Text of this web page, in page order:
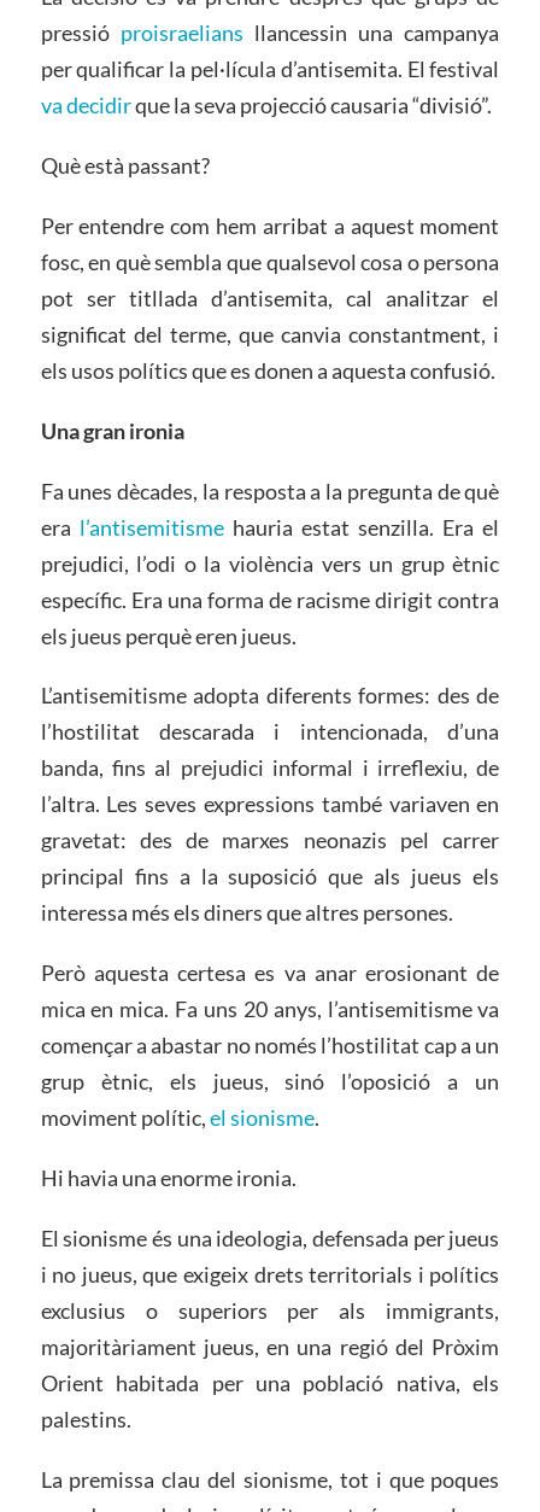
pressió proisraelians llancessin una campanya
per qualificar la pel·lícula d’antisemita. El festival
va decidirque la seva projecció causaria “divisió”.
Què està passant?
Per entendre com hem arribat a aquest moment
fosc, en què sembla que qualsevol cosa o persona
pot ser titllada d’antisemita, cal analitzar el
significat del terme, que canvia constantment, i
els usos polítics que es donen a aquesta confusió.
Una gran ironia
Fa unes dècades, la resposta a la pregunta de què
era l’antisemitismehauria estat senzilla. Era el
prejudici, l’odi o la violència vers un grup ètnic
específic. Era una forma de racisme dirigit contra
els jueus perquè eren jueus.
L’antisemitisme adopta diferents formes: des de
l’hostilitat descarada i intencionada, d’una
banda, fins al prejudici informal i irreflexiu, de
l’altra. Les seves expressions també variaven en
gravetat: des de marxes neonazis pel carrer
principal fins a la suposició que als jueus els
interessa més els diners que altres persones.
Però aquesta certesa es va anar erosionant de
mica en mica. Fa uns 20 anys, l’antisemitisme va
començar a abastar no només l’hostilitat cap a un
grup ètnic, els jueus, sinó l’oposició a un
moviment polític,el sionisme.
Hi havia una enorme ironia.
El sionisme és una ideologia, defensada per jueus
i no jueus, que exigeix drets territorials i polítics
exclusius o superiors per als immigrants,
majoritàriament jueus, en una regió del Pròxim
Orient habitada per una població nativa, els
palestins.
La premissa clau del sionisme, tot i que poques